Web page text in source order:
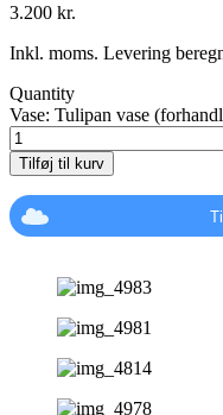
3.200 kr.
Inkl. moms. Levering
Quantity
Vase: Tulipan vase
Tilføj til kurv